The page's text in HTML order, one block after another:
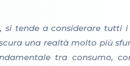
si tende a considerare tutti
una realtà molto più
tra consumo,